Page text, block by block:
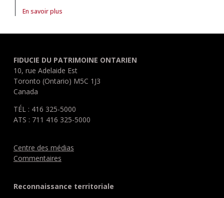
En savoir plus
À propos de Plaque William Weller, 1799-1863 in Systèmes de
FIDUCIE DU PATRIMOINE ONTARIEN
10, rue Adelaide Est
Toronto (Ontario) M5C 1J3
Canada
TÉL : 416 325-5000
ATS : 711 416 325-5000
Centre des médias
Commentaires
Reconnaissance territoriale